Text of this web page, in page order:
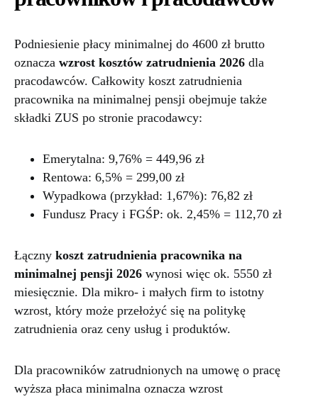
Podniesienie płacy minimalnej do 4600 zł brutto
oznacza wzrost kosztów zatrudnienia 2026 dla
pracodawców. Całkowity koszt zatrudnienia
pracownika na minimalnej pensji obejmuje także
składki ZUS po stronie pracodawcy:
Emerytalna: 9,76% = 449,96 zł
Rentowa: 6,5% = 299,00 zł
Wypadkowa (przykład: 1,67%): 76,82 zł
Fundusz Pracy i FGŚP: ok. 2,45% = 112,70 zł
Łączny koszt zatrudnienia pracownika na
minimalnej pensji 2026 wynosi więc ok. 5550 zł
miesięcznie. Dla mikro- i małych firm to istotny
wzrost, który może przełożyć się na politykę
zatrudnienia oraz ceny usług i produktów.
Dla pracowników zatrudnionych na umowę o pracę
wyższa płaca minimalna oznacza wzrost